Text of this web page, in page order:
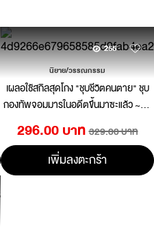
255
นิยาย/วรรณกรรม
เผลอใช้สกิลสุดโกง "ชุบชีวิตคนตาย" ชุบ
กองทัพจอมมารในอดีตขึ้นมาซะแล้ว ~ฮีล
(นิยาย)
296.00 บาท 329.00 บาท
เพิ่มลงตะกร้า